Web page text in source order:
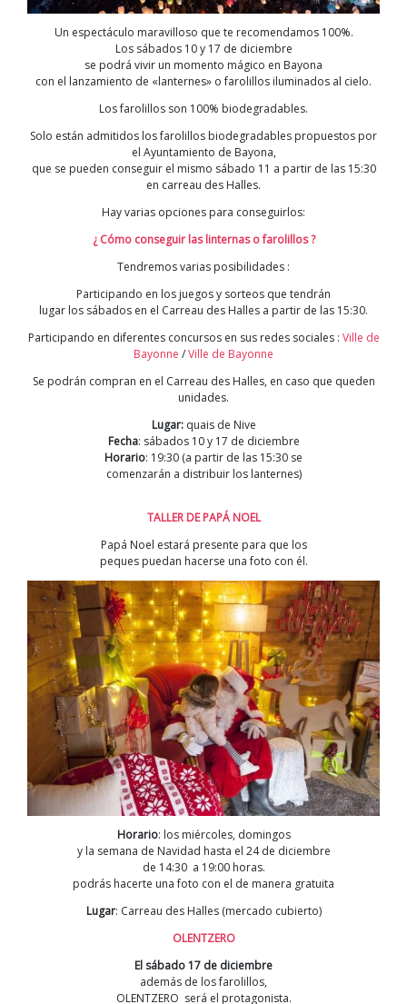
Un espectáculo maravilloso que te recomendamos 100%.
Los sábados 10 y 17 de diciembre
se podrá vivir un momento mágico en Bayona
con el lanzamiento de «lanternes» o farolillos iluminados al cielo.
Los farolillos son 100% biodegradables.
Solo están admitidos los farolillos biodegradables propuestos por
el Ayuntamiento de Bayona,
que se pueden conseguir el mismo sábado 11 a partir de las 15:30
en carreau des Halles.
Hay varias opciones para conseguirlos:
¿ Cómo conseguir las linternas o farolillos ?
Tendremos varias posibilidades :
Participando en los juegos y sorteos que tendrán
lugar los sábados en el Carreau des Halles a partir de las 15:30.
Participando en diferentes concursos en sus redes sociales : Ville de
Bayonne /Ville de Bayonne
Se podrán compran en el Carreau des Halles, en caso que queden
unidades.
Lugar:quais de Nive
Fecha: sábados 10 y 17 de diciembre
Horario: 19:30 (a partir de las 15:30 se
comenzarán a distribuir los lanternes)
TALLER DE PAPÁ NOEL
Papá Noel estará presente para que los
peques puedan hacerse una foto con él.
Horario: los miércoles, domingos
y la semana de Navidad hasta el 24 de diciembre
de 14:30 a 19:00 horas.
podrás hacerte una foto con el de manera gratuita
Lugar: Carreau des Halles (mercado cubierto)
OLENTZERO
El sábado 17 de diciembre
además de los farolillos,
OLENTZERO será el protagonista.